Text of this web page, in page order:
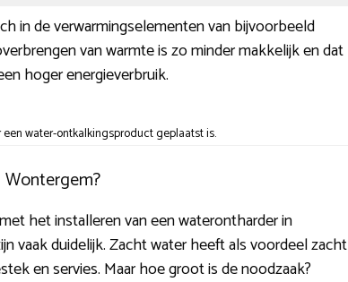
in de verwarmingselementen van bijvoorbeeld
van warmte is zo minder makkelijk en dat
hoger energieverbruik.
water-ontkalkingsproduct geplaatst is.
het installeren van een waterontharder in
vaak duidelijk. Zacht water heeft als voordeel zacht
en servies. Maar hoe groot is de noodzaak?